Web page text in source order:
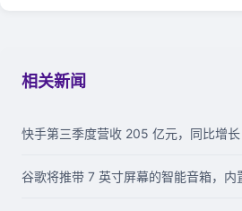
相关新闻
快手第三季度营收 205 亿元，同比增
谷歌将推带 7 英寸屏幕的智能音箱，内